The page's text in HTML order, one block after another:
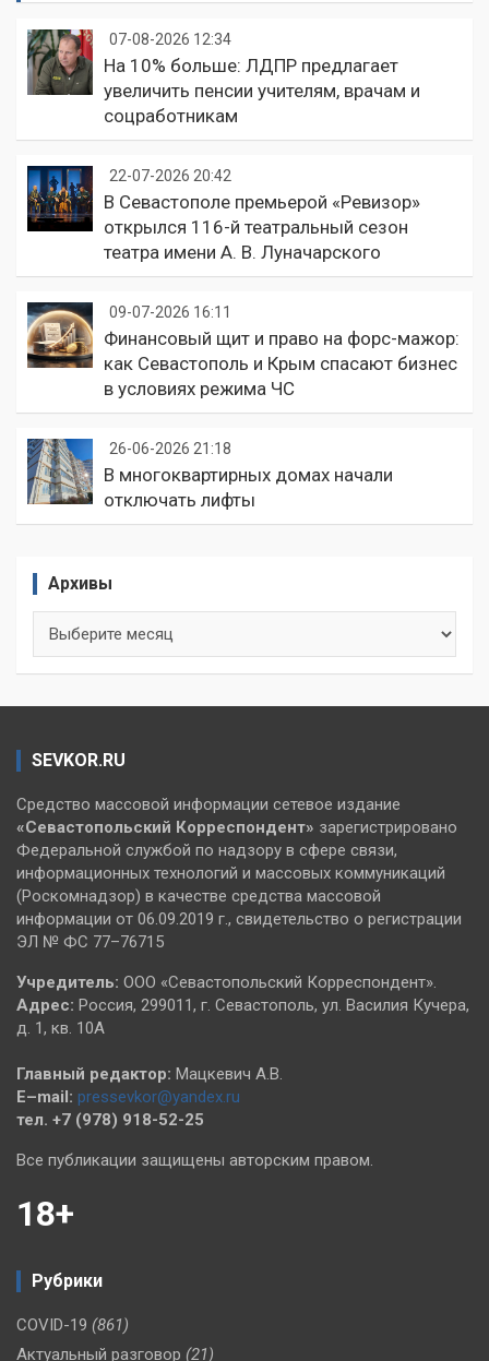
07-08-2026 12:34
На 10% больше: ЛДПР предлагает
увеличить пенсии учителям, врачам и
соцработникам
22-07-2026 20:42
В Севастополе премьерой «Ревизор»
открылся 116-й театральный сезон
театра имени А. В. Луначарского
09-07-2026 16:11
Финансовый щит и право на форс-мажор:
как Севастополь и Крым спасают бизнес
в условиях режима ЧС
26-06-2026 21:18
В многоквартирных домах начали
отключать лифты
Архивы
SEVKOR.RU
Средство массовой информации сетевое издание
«Севастопольский Корреспондент» зарегистрировано
Федеральной службой по надзору в сфере связи,
информационных технологий и массовых коммуникаций
(Роскомнадзор) в качестве средства массовой
информации от 06.09.2019 г., свидетельство о регистрации
ЭЛ № ФС 77–76715
Учредитель: ООО «Севастопольский Корреспондент».
Адрес: Россия, 299011, г. Севастополь, ул. Василия Кучера,
д. 1, кв. 10А
Главный редактор: Мацкевич А.В.
E–mail: pressevkor@yandex.ru
тел. +7 (978) 918-52-25
Все публикации защищены авторским правом.
18+
Рубрики
COVID-19 (861)
Актуальный разговор (21)